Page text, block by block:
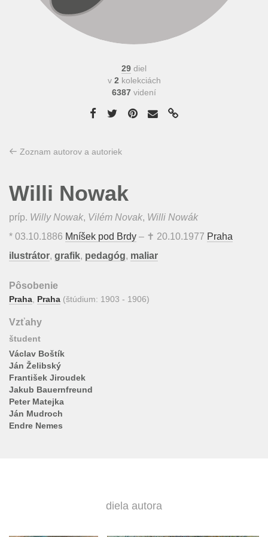
29 diel
v 2 kolekciách
6387 videní
Zoznam autorov a autoriek
Willi Nowak
príp. Willy Nowak, Vilém Novak, Willi Nowák
* 03.10.1886 Mníšek pod Brdy – ✝ 20.10.1977 Praha
ilustrátor, grafik, pedagóg, maliar
Pôsobenie
Praha Praha (štúdium: 1903 - 1906)
Vzťahy
študent
Václav Boštík
Ján Želibský
František Jiroudek
Jakub Bauernfreund
Peter Matejka
Ján Mudroch
Endre Nemes
diela autora